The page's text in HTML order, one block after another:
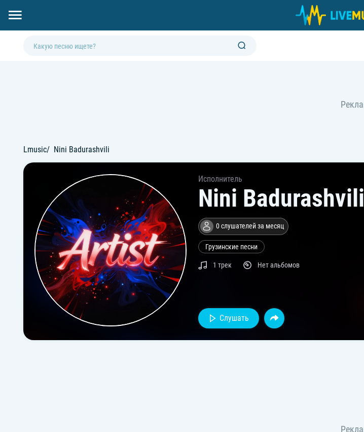
Lmusic Nini Badurashvili
Исполнитель
Nini Badurashvili
0 слушателей за месяц
Грузинские песни
1 трек Нет альбомов
Слушать